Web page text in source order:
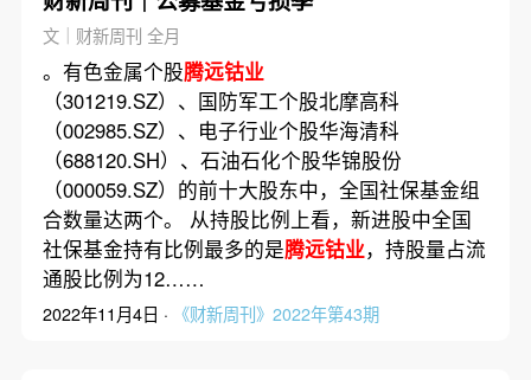
文｜财新周刊 全月
。有色金属个股腾远钴业
（301219.SZ）、国防军工个股北摩高科
（002985.SZ）、电子行业个股华海清科
（688120.SH）、石油石化个股华锦股份
（000059.SZ）的前十大股东中，全国社保基金组
合数量达两个。 从持股比例上看，新进股中全国
社保基金持有比例最多的是腾远钴业，持股量占流
通股比例为12……
2022年11月4日 · 《财新周刊》2022年第43期